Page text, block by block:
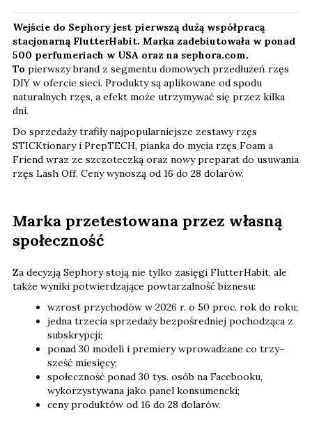
Wejście do Sephory jest pierwszą dużą współpracą
stacjonarną FlutterHabit. Marka zadebiutowała w ponad
500 perfumeriach w USA oraz na sephora.com.
To pierwszy brand z segmentu domowych przedłużeń rzęs
DIY w ofercie sieci. Produkty są aplikowane od spodu
naturalnych rzęs, a efekt może utrzymywać się przez kilka
dni.
Do sprzedaży trafiły najpopularniejsze zestawy rzęs
STICKtionary i PrepTECH, pianka do mycia rzęs Foam a
Friend wraz ze szczoteczką oraz nowy preparat do usuwania
rzęs Lash Off. Ceny wynoszą od 16 do 28 dolarów.
Marka przetestowana przez własną
społeczność
Za decyzją Sephory stoją nie tylko zasięgi FlutterHabit, ale
także wyniki potwierdzające powtarzalność biznesu:
wzrost przychodów w 2026 r. o 50 proc. rok do roku;
jedna trzecia sprzedaży bezpośredniej pochodząca z
subskrypcji;
ponad 30 modeli i premiery wprowadzane co trzy–
sześć miesięcy;
społeczność ponad 30 tys. osób na Facebooku,
wykorzystywana jako panel konsumencki;
ceny produktów od 16 do 28 dolarów.